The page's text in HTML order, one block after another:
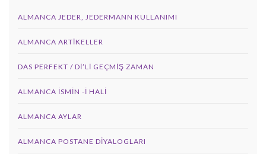
ALMANCA JEDER, JEDERMANN KULLANIMI
ALMANCA ARTIKELLER
DAS PERFEKT / Dİ’Lİ GEÇMİŞ ZAMAN
ALMANCA İSMIN -I HALI
ALMANCA AYLAR
ALMANCA POSTANE DIYALOGLARI